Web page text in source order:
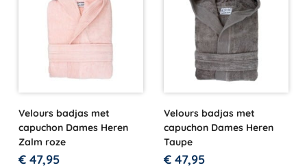
Velours badjas met
capuchon Dames Heren
Zalm roze
€ 47,95
Velours badjas met
capuchon Dames Heren
Taupe
€ 47,95